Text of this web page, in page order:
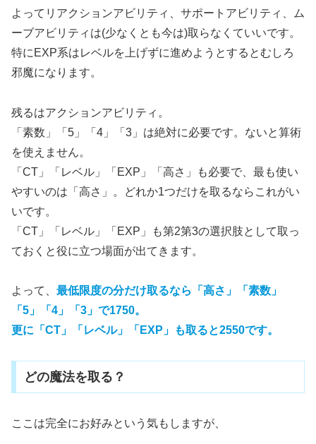
よってリアクションアビリティ、サポートアビリティ、ム
ーブアビリティは(少なくとも今は)取らなくていいです。
特にEXP系はレベルを上げずに進めようとするとむしろ
邪魔になります。
残るはアクションアビリティ。
「素数」「5」「4」「3」は絶対に必要です。ないと算術
を使えません。
「CT」「レベル」「EXP」「高さ」も必要で、最も使い
やすいのは「高さ」。どれか1つだけを取るならこれがい
いです。
「CT」「レベル」「EXP」も第2第3の選択肢として取っ
ておくと役に立つ場面が出てきます。
よって、 最低限度の分だけ取るなら「高さ」「素数」
「5」「4」「3」で1750。
更に「CT」「レベル」「EXP」も取ると2550です。
どの魔法を取る？
ここは完全にお好みという気もしますが、